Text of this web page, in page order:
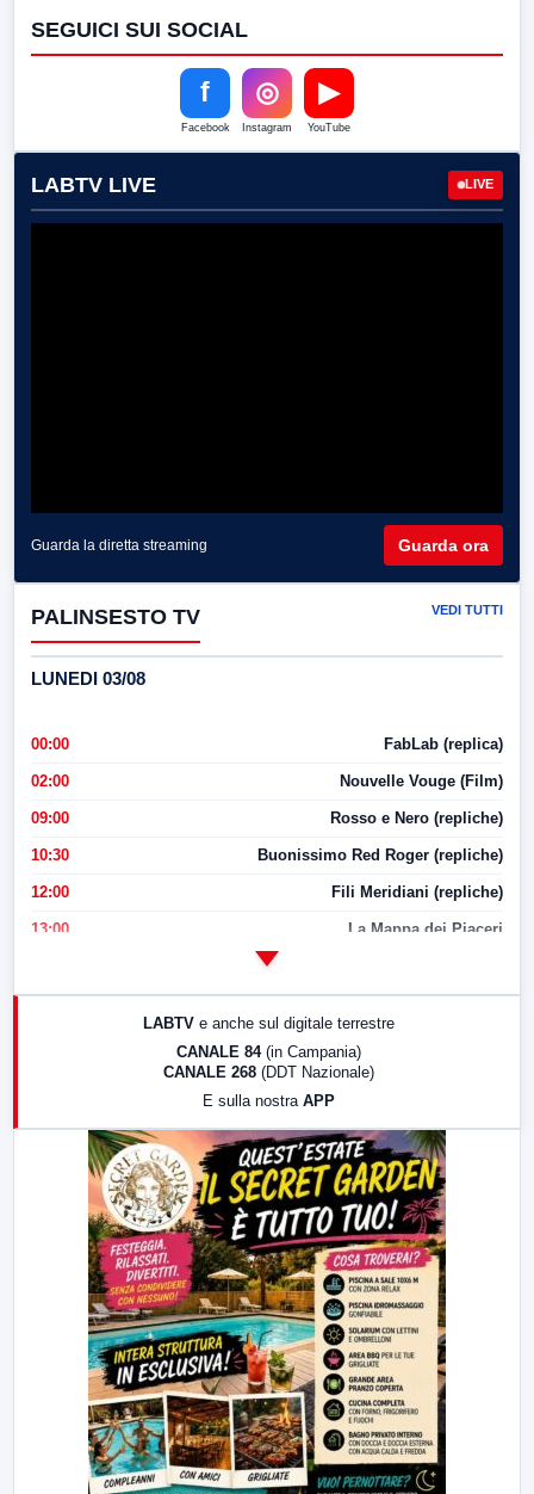
SEGUICI SUI SOCIAL
f
Facebook
◎
Instagram
▶
YouTube
LABTV LIVE LIVE
Guarda la diretta streaming Guarda ora
PALINSESTO TV VEDI TUTTI
LUNEDI 03/08
00:00 FabLab (replica)
02:00 Nouvelle Vouge (Film)
09:00 Rosso e Nero (repliche)
10:30 Buonissimo Red Roger (repliche)
12:00 Fili Meridiani (repliche)
13:00 La Mappa dei Piaceri
17:00 LabNews (replica)
LabNews (replica)
LABTV e anche sul digitale terrestre
CANALE 84 (in Campania)
CANALE 268 (DDT Nazionale)
E sulla nostra APP